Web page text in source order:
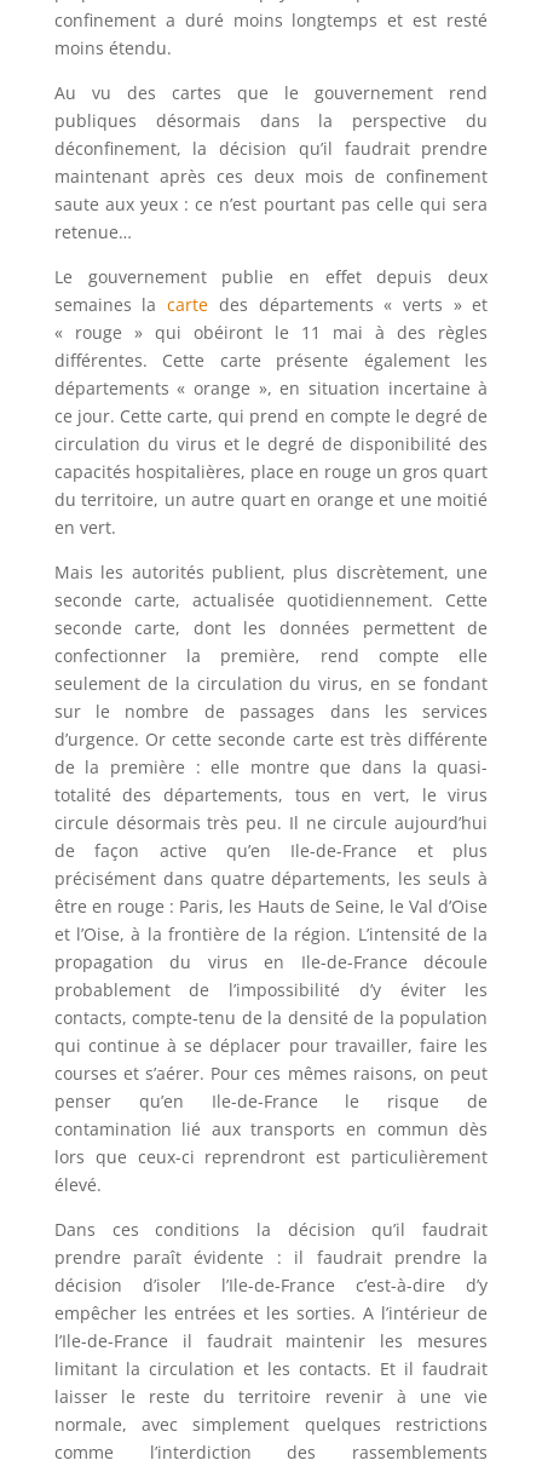
confinement a duré moins longtemps et est resté
moins étendu.
Au vu des cartes que le gouvernement rend
publiques désormais dans la perspective du
déconfinement, la décision qu’il faudrait prendre
maintenant après ces deux mois de confinement
saute aux yeux : ce n’est pourtant pas celle qui sera
retenue…
Le gouvernement publie en effet depuis deux
semaines lacarte des départements « verts » et
« rouge » qui obéiront le 11 mai à des règles
différentes. Cette carte présente également les
départements « orange », en situation incertaine à
ce jour. Cette carte, qui prend en compte le degré de
circulation du virus et le degré de disponibilité des
capacités hospitalières, place en rouge un gros quart
du territoire, un autre quart en orange et une moitié
en vert.
Mais les autorités publient, plus discrètement, une
seconde carte, actualisée quotidiennement. Cette
seconde carte, dont les données permettent de
confectionner la première, rend compte elle
seulement de la circulation du virus, en se fondant
sur le nombre de passages dans les services
d’urgence. Or cette seconde carte est très différente
de la première : elle montre que dans la quasi-
totalité des départements, tous en vert, le virus
circule désormais très peu. Il ne circule aujourd’hui
de façon active qu’en Ile-de-France et plus
précisément dans quatre départements, les seuls à
être en rouge : Paris, les Hauts de Seine, le Val d’Oise
et l’Oise, à la frontière de la région. L’intensité de la
propagation du virus en Ile-de-France découle
probablement de l’impossibilité d’y éviter les
contacts, compte-tenu de la densité de la population
qui continue à se déplacer pour travailler, faire les
courses et s’aérer. Pour ces mêmes raisons, on peut
penser qu’en Ile-de-France le risque de
contamination lié aux transports en commun dès
lors que ceux-ci reprendront est particulièrement
élevé.
Dans ces conditions la décision qu’il faudrait
prendre paraît évidente : il faudrait prendre la
décision d’isoler l’Ile-de-France c’est-à-dire d’y
empêcher les entrées et les sorties. A l’intérieur de
l’Ile-de-France il faudrait maintenir les mesures
limitant la circulation et les contacts. Et il faudrait
laisser le reste du territoire revenir à une vie
normale, avec simplement quelques restrictions
comme l’interdiction des rassemblements